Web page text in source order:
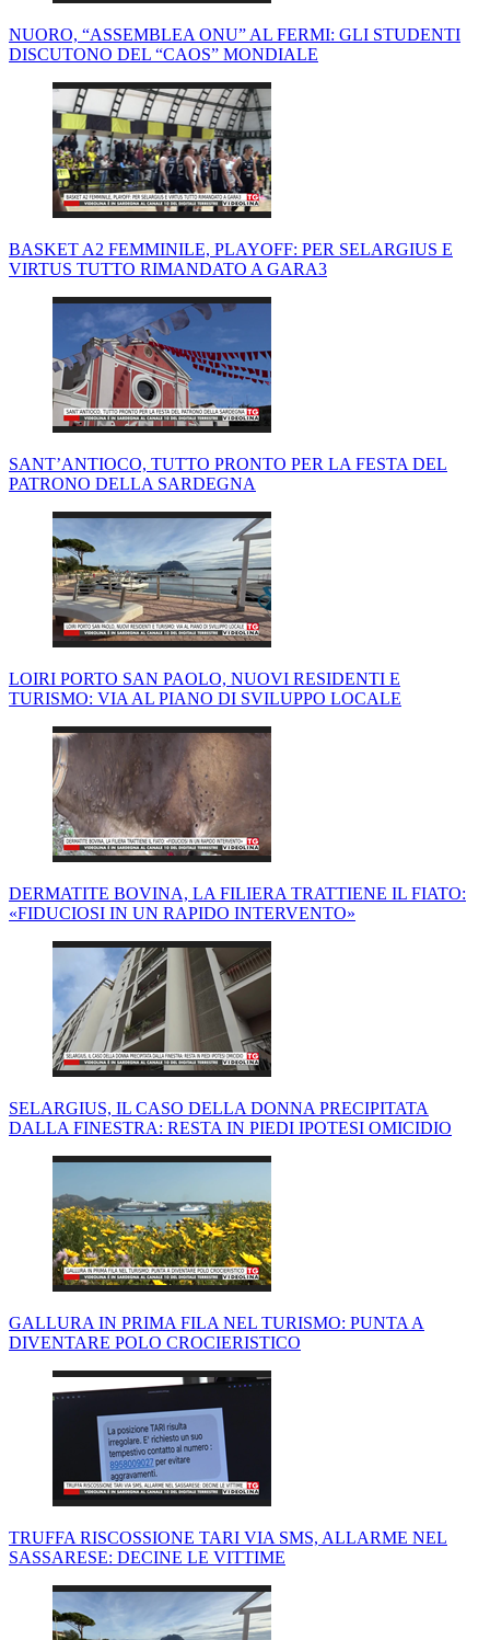
NUORO, “ASSEMBLEA ONU” AL FERMI: GLI STUDENTI
DISCUTONO DEL “CAOS” MONDIALE
BASKET A2 FEMMINILE, PLAYOFF: PER SELARGIUS E
VIRTUS TUTTO RIMANDATO A GARA3
SANT’ANTIOCO, TUTTO PRONTO PER LA FESTA DEL
PATRONO DELLA SARDEGNA
LOIRI PORTO SAN PAOLO, NUOVI RESIDENTI E
TURISMO: VIA AL PIANO DI SVILUPPO LOCALE
DERMATITE BOVINA, LA FILIERA TRATTIENE IL FIATO:
«FIDUCIOSI IN UN RAPIDO INTERVENTO»
SELARGIUS, IL CASO DELLA DONNA PRECIPITATA
DALLA FINESTRA: RESTA IN PIEDI IPOTESI OMICIDIO
GALLURA IN PRIMA FILA NEL TURISMO: PUNTA A
DIVENTARE POLO CROCIERISTICO
TRUFFA RISCOSSIONE TARI VIA SMS, ALLARME NEL
SASSARESE: DECINE LE VITTIME